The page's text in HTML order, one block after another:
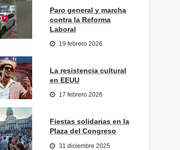
Paro general y marcha
contra la Reforma
Laboral
19 febrero 2026
La resistencia cultural
en EEUU
17 febrero 2026
Fiestas solidarias en la
Plaza del Congreso
31 diciembre 2025